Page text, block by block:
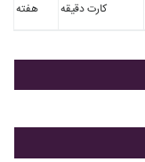
هفته کارت دقیقه